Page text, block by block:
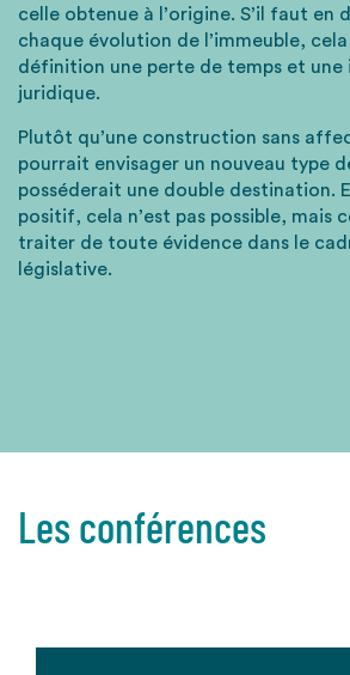
celle obtenue à l’origine. S’il faut en
chaque évolution de l’immeuble,
définition une perte de temps et
juridique.
Plutôt qu’une construction sans
pourrait envisager un nouveau type
posséderait une double destination.
positif, cela n’est pas possible, mais
traiter de toute évidence dans le
législative.
Les conférences